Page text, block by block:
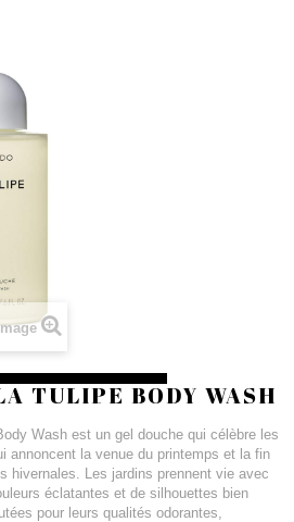
TULIPE BODY WASH
Wash est un gel douche qui célèbre les
annoncent la venue du printemps et la fin
hivernales. Les jardins prennent vie avec
éclatantes et de silhouettes bien
pour leurs qualités odorantes,